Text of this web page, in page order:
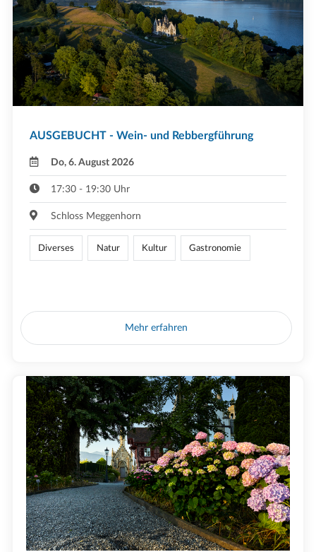
AUSGEBUCHT - Wein- und Rebbergführung
Do, 6. August 2026
17:30 - 19:30 Uhr
Schloss Meggenhorn
Diverses Natur Kultur Gastronomie
Mehr erfahren